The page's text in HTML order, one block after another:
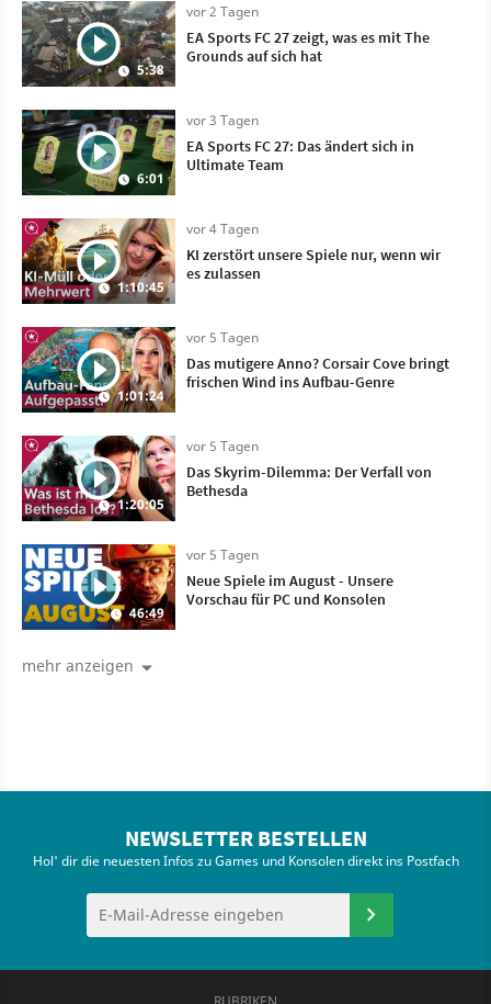
5:38
vor 2 Tagen
EA Sports FC 27 zeigt, was es mit The
Grounds auf sich hat
6:01
vor 3 Tagen
EA Sports FC 27: Das ändert sich in
Ultimate Team
1:10:45
vor 4 Tagen
KI zerstört unsere Spiele nur, wenn wir
es zulassen
1:01:24
vor 5 Tagen
Das mutigere Anno? Corsair Cove bringt
frischen Wind ins Aufbau-Genre
1:20:05
vor 5 Tagen
Das Skyrim-Dilemma: Der Verfall von
Bethesda
46:49
vor 5 Tagen
Neue Spiele im August - Unsere
Vorschau für PC und Konsolen
mehr anzeigen
NEWSLETTER BESTELLEN
Hol' dir die neuesten Infos zu Games und Konsolen direkt ins Postfach